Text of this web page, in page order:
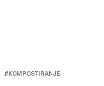
KOMPOSTIRANJE